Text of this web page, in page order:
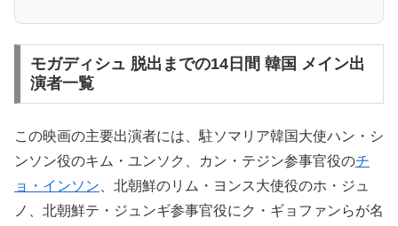
モガディシュ 脱出までの14日間 韓国 メイン出
演者一覧
この映画の主要出演者には、駐ソマリア韓国大使ハン・シ
ンソン役のキム・ユンソク、カン・テジン参事官役のチ
ョ・インソン 、北朝鮮のリム・ヨンス大使役のホ・ジュ
ノ、北朝鮮テ・ジュンギ参事官役にク・ギョファンらが名